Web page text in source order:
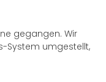
gegangen. Wir
System umgestellt,